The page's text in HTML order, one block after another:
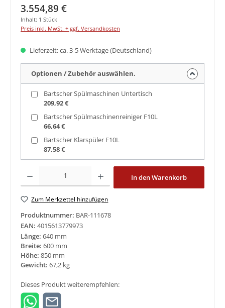
Regulärer Preis:
3.554,89 €
Inhalt: 1 Stück
Preis inkl. MwSt. + ggf. Versandkosten
Lieferzeit: ca. 3-5 Werktage (Deutschland)
Optionen / Zubehör auswählen.
Bartscher Spülmaschinen Untertisch
209,92 €
Bartscher Spülmaschinenreiniger F10L
66,64 €
Bartscher Klarspüler F10L
87,58 €
Produkt Anzahl: Gib den gewünschten Wert ein oder benutze die
In den Warenkorb
Zum Merkzettel hinzufügen
Produktnummer: BAR-111678
EAN: 4015613779973
Länge: 640 mm
Breite: 600 mm
Höhe: 850 mm
Gewicht: 67,2 kg
Dieses Produkt weiterempfehlen: